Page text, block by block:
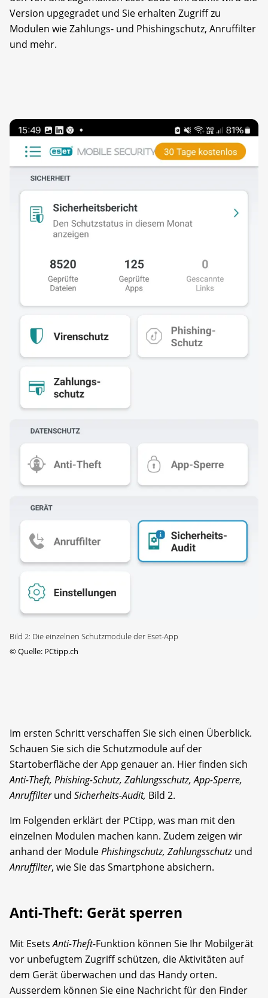
Version upgegradet und Sie erhalten Zugriff zu
Modulen wie Zahlungs- und Phishingschutz, Anruffilter
und mehr.
Bild 2: Die einzelnen Schutzmodule der Eset-App
©Quelle: PCtipp.ch
Im ersten Schritt verschaffen Sie sich einen Überblick.
Schauen Sie sich die Schutzmodule auf der
Startoberfläche der App genauer an. Hier finden sich
Anti-Theft, Phishing-Schutz, Zahlungsschutz, App-Sperre,
Anruffilterund Sicherheits-Audit, Bild 2.
Im Folgenden erklärt der PCtipp, was man mit den
einzelnen Modulen machen kann. Zudem zeigen wir
anhand der ModulePhishingschutz, Zahlungsschutz und
Anruffilter, wie Sie das Smartphone absichern.
Anti-Theft: Gerät sperren
Mit EsetsAnti-Theft-Funktion können Sie Ihr Mobilgerät
vor unbefugtem Zugriff schützen, die Aktivitäten auf
dem Gerät überwachen und das Handy orten.
Ausserdem können Sie eine Nachricht für den Finder